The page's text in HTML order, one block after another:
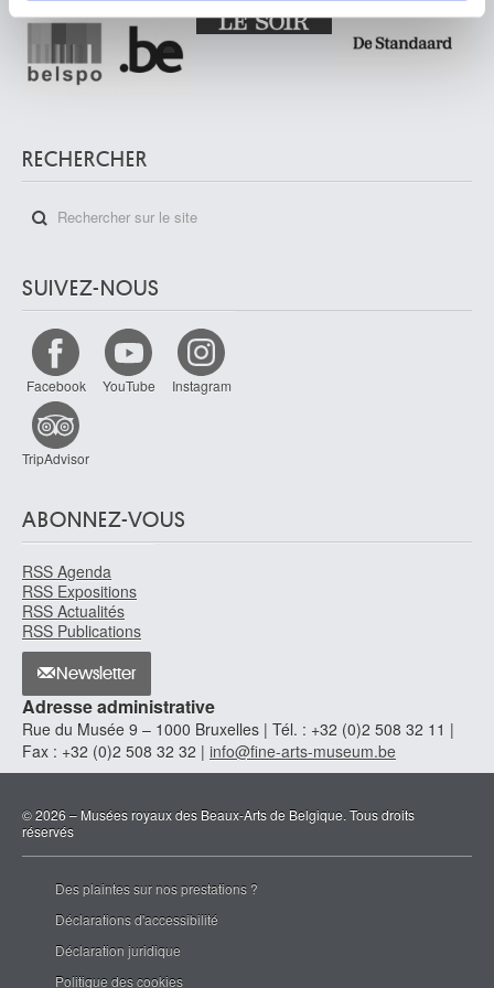
partageons également des informations sur l'utilisation de
notre site avec nos partenaires de médias sociaux, de
publicité et d'analyse, qui peuvent combiner celles-ci
avec d'autres informations que vous leur avez fournies
RECHERCHER
SUIVEZ-NOUS
Facebook YouTube Instagram
TripAdvisor
ABONNEZ-VOUS
RSS Agenda
RSS Expositions
RSS Actualités
RSS Publications
Newsletter
Adresse administrative
Rue du Musée 9 – 1000 Bruxelles | Tél. : +32 (0)2 508 32 11 |
Fax : +32 (0)2 508 32 32 | info@fine-arts-museum.be
© 2026 – Musées royaux des Beaux-Arts de Belgique. Tous droits
réservés
Des plaintes sur nos prestations ?
Déclarations d'accessibilité
Déclaration juridique
Politique des cookies